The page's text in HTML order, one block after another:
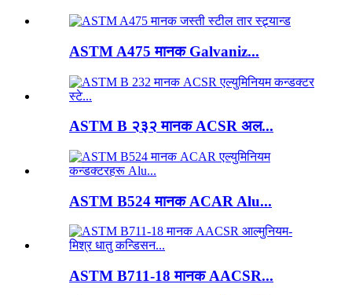
ASTM A475 मानक Galvaniz...
ASTM B २३२ मानक ACSR अल...
ASTM B524 मानक ACAR Alu...
ASTM B711-18 मानक AACSR...